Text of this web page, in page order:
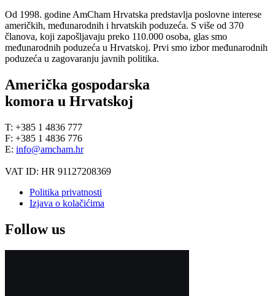
Od 1998. godine AmCham Hrvatska predstavlja poslovne interese
američkih, međunarodnih i hrvatskih poduzeća. S više od 370
članova, koji zapošljavaju preko 110.000 osoba, glas smo
međunarodnih poduzeća u Hrvatskoj. Prvi smo izbor međunarodnih
poduzeća u zagovaranju javnih politika.
Američka gospodarska
komora u Hrvatskoj
T: +385 1 4836 777
F: +385 1 4836 776
E: info@amcham.hr
VAT ID: HR 91127208369
Politika privatnosti
Izjava o kolačićima
Follow us